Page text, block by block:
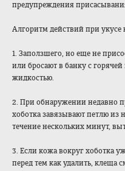
предупреждения
Алгоритм действий при укусе
1. Заползшего, но еще не
или бросают в банку с
жидкостью.
2. При обнаружении недавно
хоботка завязывают петлю из
течение нескольких минут,
3. Если кожа вокруг хоботка
перед тем как удалить,